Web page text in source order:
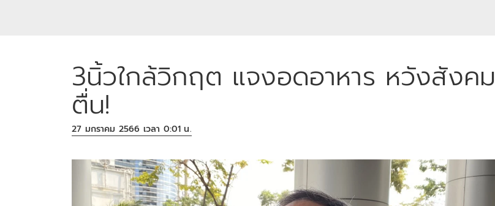
3นิ้วใกล้วิกฤต แจงอดอาหาร หวังสังคม
ตื่น!
27 มกราคม 2566 เวลา 0:01 น.